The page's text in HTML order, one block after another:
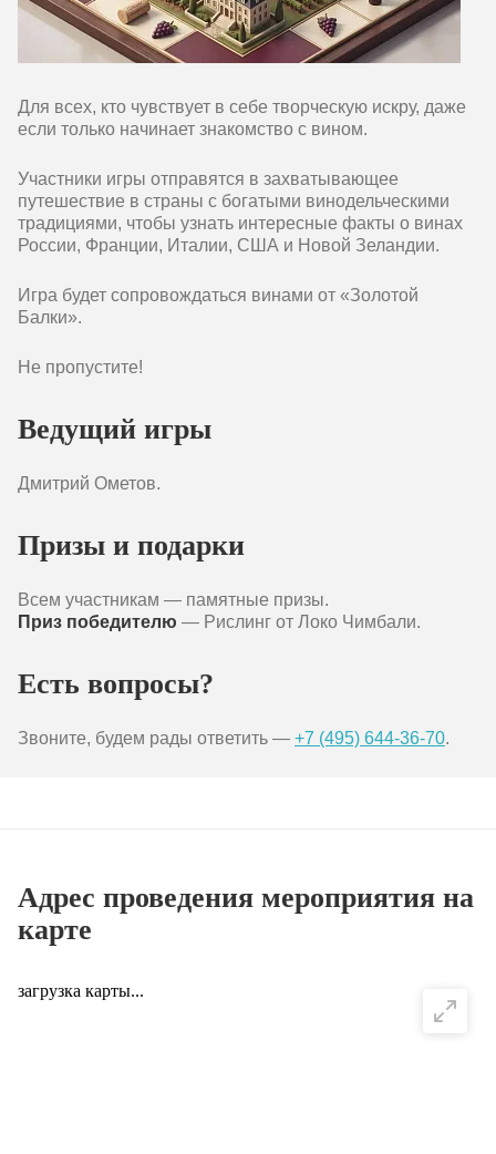
Для всех, кто чувствует в себе творческую искру, даже
если только начинает знакомство с вином.
Участники игры отправятся в захватывающее
путешествие в страны с богатыми винодельческими
традициями, чтобы узнать интересные факты о винах
России, Франции, Италии, США и Новой Зеландии.
Игра будет сопровождаться винами от «Золотой
Балки».
Не пропустите!
Ведущий игры
Дмитрий Ометов.
Призы и подарки
Всем участникам — памятные призы.
Приз победителю — Рислинг от Локо Чимбали.
Есть вопросы?
Звоните, будем рады ответить — +7 (495) 644-36-70.
Адрес проведения мероприятия на
карте
загрузка карты...